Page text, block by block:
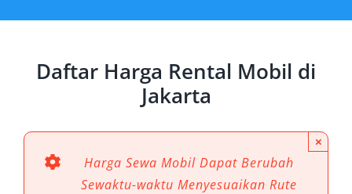
Dengan berbagai pilihan kendaraan, mulai dari
city car, SUV, hingga van, Anda dapat
menyesuaikan kebutuhan transportasi baik
untuk perjalanan bisnis, liburan keluarga, atau
kunjungan singkat di sekitar kota.
Daftar Harga Rental Mobil di
Jakarta
Harga Sewa Mobil Dapat Berubah
Sewaktu-waktu Menyesuaikan Rute
×